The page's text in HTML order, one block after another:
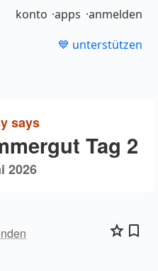
konto apps anmelden
💙 unterstützen
says
Tag 2
2026